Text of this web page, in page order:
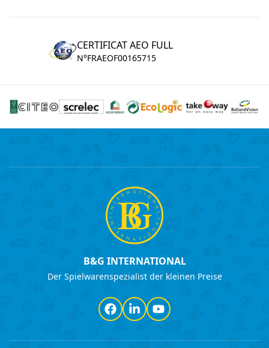
CERTIFICAT AEO FULL
N°FRAEOF00165715
B&G INTERNATIONAL
Der Spielwarenspezialist der kleinen Preise
Facebook
LinkedInYouTube